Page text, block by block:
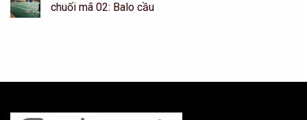
chuối mã 02: Balo cầu